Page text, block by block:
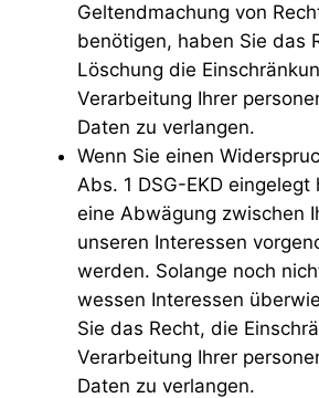
Geltendmachung von
benötigen, haben Sie das
Löschung die
Verarbeitung Ihrer
Daten zu verlangen.
Wenn Sie einen
Abs. 1 DSG-EKD eingelegt
eine Abwägung zwischen
unseren Interessen
werden. Solange noch
wessen Interessen
Sie das Recht, die
Verarbeitung Ihrer
Daten zu verlangen.